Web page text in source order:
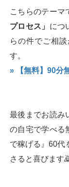
こちらのテーマ
プロセス」 につ
らの件でご相
す。
» 【無料】90分
最後までお読み
の自宅で学べる
で稼げる』60代
さると喜びます